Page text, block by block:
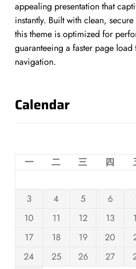
appealing presentation that
instantly. Built with clean,
this theme is optimized for
guaranteeing a faster page load
navigation.
Calendar
一
二 三 四
3
4 5 6
10
11 12 13
17
18 19 20
24
25 26 27